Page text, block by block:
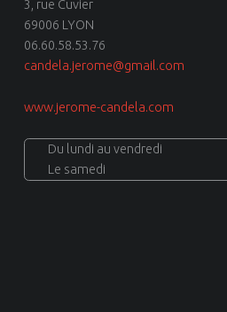
3, rue Cuvier
69006 LYON
06.60.58.53.76
candela.jerome@gmail.com
www.jerome-candela.com
Du lundi au vendredi
Le samedi